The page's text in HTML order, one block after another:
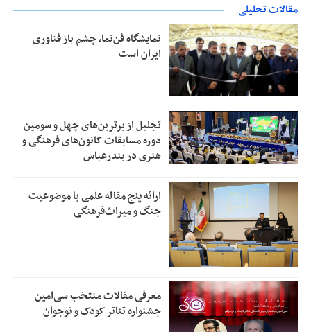
مقالات تحلیلی
نمایشگاه فن‌نما، چشم باز فناوری
ایران است
تجلیل از بر‌ترین‌های چهل و سومین
دوره مسابقات کانون‌های فرهنگی و
هنری در بندرعباس
ارائه پنج مقاله علمی با موضوعیت
جنگ و میراث‌فرهنگی
معرفی مقالات منتخب سی‌امین
جشنواره تئاتر کودک و نوجوان